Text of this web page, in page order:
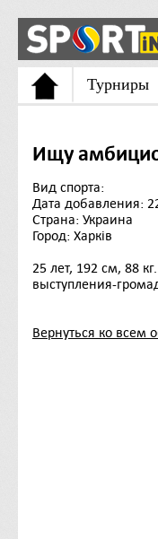
Турниры
Ищу
Вид спорта:
Дата добавления:
Страна: Украина
Город: Харків
25 лет, 192 см, 88
выступления-
Вернуться ко всем